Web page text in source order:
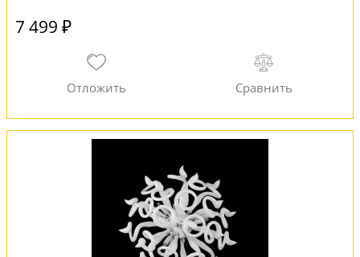
7 499 ₽